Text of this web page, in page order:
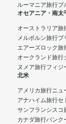
ルーマニア旅行ブ
オセアニア・南太
オーストラリア旅
メルボルン旅行ブ
エアーズロック旅
オークランド旅行
ヌメア旅行フィジ
北米
アメリカ旅行ニュ
アナハイム旅行セ
サンフランシスコ
カナダ旅行バンク